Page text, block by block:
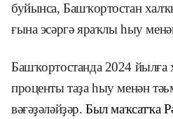
буйынса, Башҡортостан
ғына эсәргә яраҡлы һыу
Башҡортостанда 2024
проценты таҙа һыу менән
вәғәҙәләйҙәр.Был маҡсатҡа